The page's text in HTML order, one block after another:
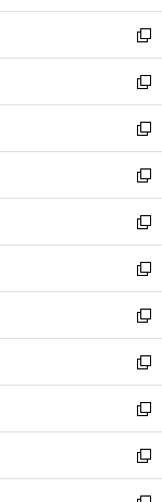
開
く
ウ
で
開
く
ン
ド
ウ
で
開
く
ウ
ィ
ン
ド
ウ
で
開
く
新
し
い
ウ
ィ
ン
ド
ウ
で
開
く
新
し
い
ウ
ィ
ン
ド
ウ
で
開
く
新
し
い
ウ
ィ
ン
ド
ウ
で
開
く
新
し
い
ウ
ィ
ン
ド
ウ
で
開
く
新
し
い
ウ
ィ
ン
ド
ウ
で
開
く
新
し
い
ウ
ィ
ン
ド
ウ
で
開
新
し
い
ウ
ィ
ン
ド
ウ
新
し
い
ウ
ィ
ン
新
し
い
ウ
新
し